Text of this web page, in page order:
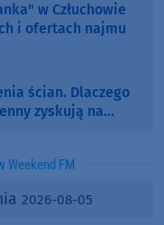
w Człuchowie
i ofertach najmu
ścian. Dlaczego
zyskują na
Weekend FM
2026-08-05